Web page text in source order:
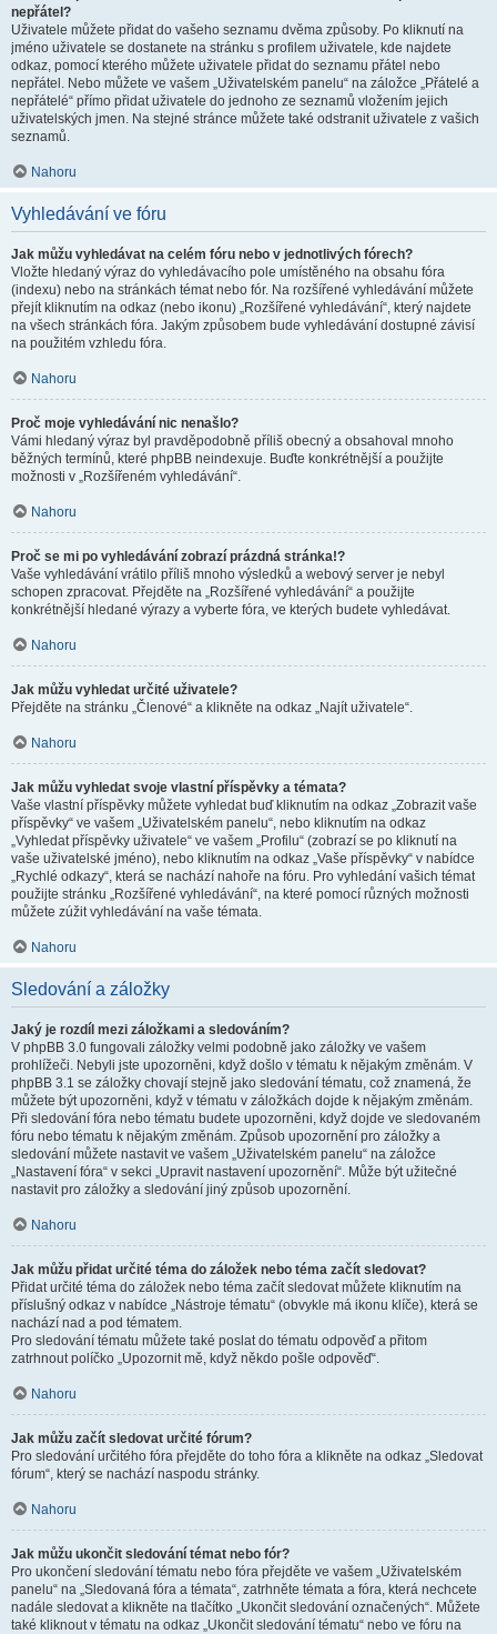
nepřátel?
Uživatele můžete přidat do vašeho seznamu dvěma způsoby. Po kliknutí na
jméno uživatele se dostanete na stránku s profilem uživatele, kde najdete
odkaz, pomocí kterého můžete uživatele přidat do seznamu přátel nebo
nepřátel. Nebo můžete ve vašem „Uživatelském panelu“ na záložce „Přátelé a
nepřátelé“ přímo přidat uživatele do jednoho ze seznamů vložením jejich
uživatelských jmen. Na stejné stránce můžete také odstranit uživatele z vašich
seznamů.
Nahoru
Vyhledávání ve fóru
Jak můžu vyhledávat na celém fóru nebo v jednotlivých fórech?
Vložte hledaný výraz do vyhledávacího pole umístěného na obsahu fóra
(indexu) nebo na stránkách témat nebo fór. Na rozšířené vyhledávání můžete
přejít kliknutím na odkaz (nebo ikonu) „Rozšířené vyhledávání“, který najdete
na všech stránkách fóra. Jakým způsobem bude vyhledávání dostupné závisí
na použitém vzhledu fóra.
Nahoru
Proč moje vyhledávání nic nenašlo?
Vámi hledaný výraz byl pravděpodobně příliš obecný a obsahoval mnoho
běžných termínů, které phpBB neindexuje. Buďte konkrétnější a použijte
možnosti v „Rozšířeném vyhledávání“.
Nahoru
Proč se mi po vyhledávání zobrazí prázdná stránka!?
Vaše vyhledávání vrátilo příliš mnoho výsledků a webový server je nebyl
schopen zpracovat. Přejděte na „Rozšířené vyhledávání“ a použijte
konkrétnější hledané výrazy a vyberte fóra, ve kterých budete vyhledávat.
Nahoru
Jak můžu vyhledat určité uživatele?
Přejděte na stránku „Členové“ a klikněte na odkaz „Najít uživatele“.
Nahoru
Jak můžu vyhledat svoje vlastní příspěvky a témata?
Vaše vlastní příspěvky můžete vyhledat buď kliknutím na odkaz „Zobrazit vaše
příspěvky“ ve vašem „Uživatelském panelu“, nebo kliknutím na odkaz
„Vyhledat příspěvky uživatele“ ve vašem „Profilu“ (zobrazí se po kliknutí na
vaše uživatelské jméno), nebo kliknutím na odkaz „Vaše příspěvky“ v nabídce
„Rychlé odkazy“, která se nachází nahoře na fóru. Pro vyhledání vašich témat
použijte stránku „Rozšířené vyhledávání“, na které pomocí různých možnosti
můžete zúžit vyhledávání na vaše témata.
Nahoru
Sledování a záložky
Jaký je rozdíl mezi záložkami a sledováním?
V phpBB 3.0 fungovali záložky velmi podobně jako záložky ve vašem
prohlížeči. Nebyli jste upozorněni, když došlo v tématu k nějakým změnám. V
phpBB 3.1 se záložky chovají stejně jako sledování tématu, což znamená, že
můžete být upozorněni, když v tématu v záložkách dojde k nějakým změnám.
Při sledování fóra nebo tématu budete upozorněni, když dojde ve sledovaném
fóru nebo tématu k nějakým změnám. Způsob upozornění pro záložky a
sledování můžete nastavit ve vašem „Uživatelském panelu“ na záložce
„Nastavení fóra“ v sekci „Upravit nastavení upozornění“. Může být užitečné
nastavit pro záložky a sledování jiný způsob upozornění.
Nahoru
Jak můžu přidat určité téma do záložek nebo téma začít sledovat?
Přidat určité téma do záložek nebo téma začít sledovat můžete kliknutím na
příslušný odkaz v nabídce „Nástroje tématu“ (obvykle má ikonu klíče), která se
nachází nad a pod tématem.
Pro sledování tématu můžete také poslat do tématu odpověď a přitom
zatrhnout políčko „Upozornit mě, když někdo pošle odpověď“.
Nahoru
Jak můžu začít sledovat určité fórum?
Pro sledování určitého fóra přejděte do toho fóra a klikněte na odkaz „Sledovat
fórum“, který se nachází naspodu stránky.
Nahoru
Jak můžu ukončit sledování témat nebo fór?
Pro ukončení sledování tématu nebo fóra přejděte ve vašem „Uživatelském
panelu“ na „Sledovaná fóra a témata“, zatrhněte témata a fóra, která nechcete
nadále sledovat a klikněte na tlačítko „Ukončit sledování označených“. Můžete
také kliknout v tématu na odkaz „Ukončit sledování tématu“ nebo ve fóru na